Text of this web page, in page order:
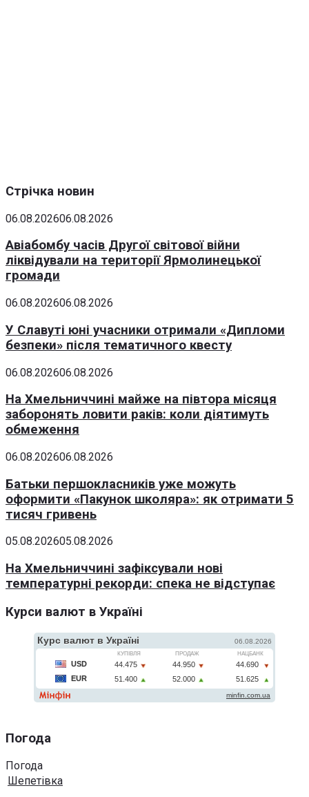
Стрічка новин
06.08.202606.08.2026
Авіабомбу часів Другої світової війни
ліквідували на території Ярмолинецької
громади
06.08.202606.08.2026
У Славуті юні учасники отримали «Дипломи
безпеки» після тематичного квесту
06.08.202606.08.2026
На Хмельниччині майже на півтора місяця
заборонять ловити раків: коли діятимуть
обмеження
06.08.202606.08.2026
Батьки першокласників уже можуть
оформити «Пакунок школяра»: як отримати 5
тисяч гривень
05.08.202605.08.2026
На Хмельниччині зафіксували нові
температурні рекорди: спека не відступає
Курси валют в Україні
Погода
Погода
Шепетівка